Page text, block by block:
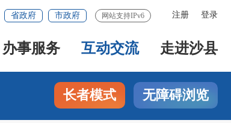
注册 登录
省政府 市政府 网站支持IPv6
办事服务 互动交流 走进沙县
长者模式 无障碍浏览